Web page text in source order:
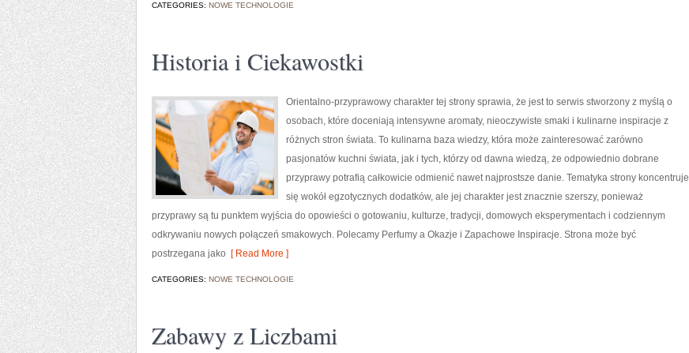
CATEGORIES: NOWE TECHNOLOGIE
Historia i Ciekawostki
Orientalno-przyprawowy charakter tej strony sprawia, że jest to serwis stworzony z myślą o
osobach, które doceniają intensywne aromaty, nieoczywiste smaki i kulinarne inspiracje z
różnych stron świata. To kulinarna baza wiedzy, która może zainteresować zarówno
pasjonatów kuchni świata, jak i tych, którzy od dawna wiedzą, że odpowiednio dobrane
przyprawy potrafią całkowicie odmienić nawet najprostsze danie. Tematyka strony koncentruje
się wokół egzotycznych dodatków, ale jej charakter jest znacznie szerszy, ponieważ
przyprawy są tu punktem wyjścia do opowieści o gotowaniu, kulturze, tradycji, domowych eksperymentach i codziennym
odkrywaniu nowych połączeń smakowych. Polecamy Perfumy a Okazje i Zapachowe Inspiracje. Strona może być
postrzegana jako [ Read More ]
CATEGORIES: NOWE TECHNOLOGIE
Zabawy z Liczbami